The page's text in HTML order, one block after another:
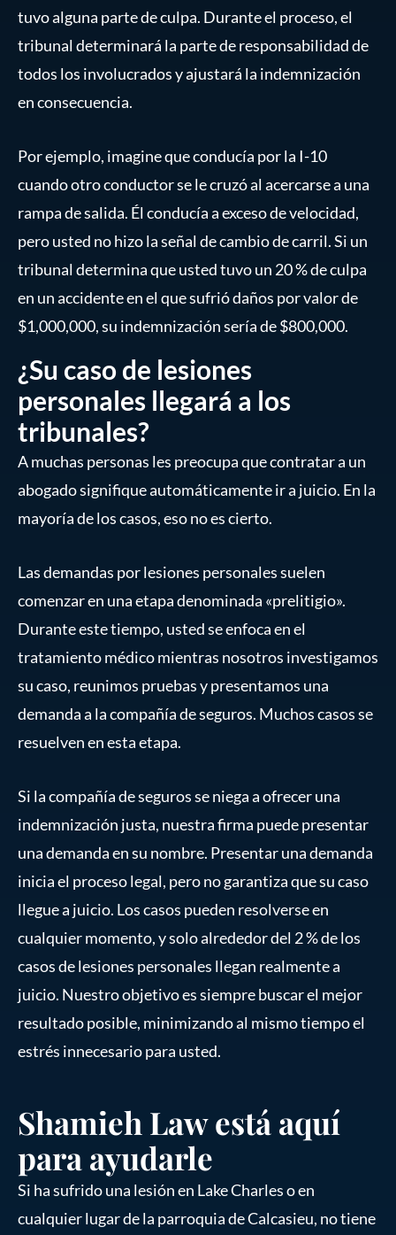
tuvo alguna parte de culpa. Durante el proceso, el
tribunal determinará la parte de responsabilidad de
todos los involucrados y ajustará la indemnización
en consecuencia.
Por ejemplo, imagine que conducía por la I-10
cuando otro conductor se le cruzó al acercarse a una
rampa de salida. Él conducía a exceso de velocidad,
pero usted no hizo la señal de cambio de carril. Si un
tribunal determina que usted tuvo un 20 % de culpa
en un accidente en el que sufrió daños por valor de
$1,000,000, su indemnización sería de $800,000.
¿Su caso de lesiones
personales llegará a los
tribunales?
A muchas personas les preocupa que contratar a un
abogado signifique automáticamente ir a juicio. En la
mayoría de los casos, eso no es cierto.
Las demandas por lesiones personales suelen
comenzar en una etapa denominada «prelitigio».
Durante este tiempo, usted se enfoca en el
tratamiento médico mientras nosotros investigamos
su caso, reunimos pruebas y presentamos una
demanda a la compañía de seguros. Muchos casos se
resuelven en esta etapa.
Si la compañía de seguros se niega a ofrecer una
indemnización justa, nuestra firma puede presentar
una demanda en su nombre. Presentar una demanda
inicia el proceso legal, pero no garantiza que su caso
llegue a juicio. Los casos pueden resolverse en
cualquier momento, y solo alrededor del 2 % de los
casos de lesiones personales llegan realmente a
juicio. Nuestro objetivo es siempre buscar el mejor
resultado posible, minimizando al mismo tiempo el
estrés innecesario para usted.
Shamieh Law está aquí
para ayudarle
Si ha sufrido una lesión en Lake Charles o en
cualquier lugar de la parroquia de Calcasieu, no tiene